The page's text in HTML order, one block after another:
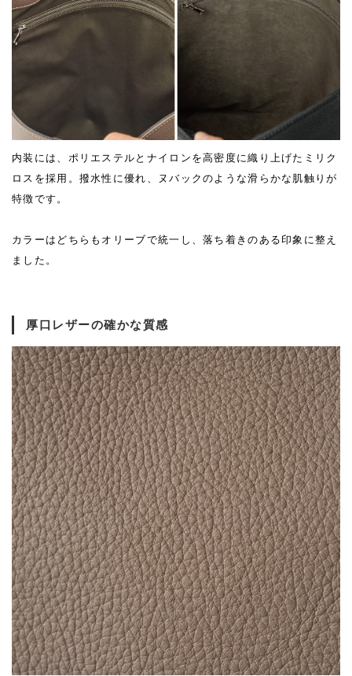
内装には、ポリエステルとナイロンを高密度に織り上げたミリク
ロスを採用。撥水性に優れ、ヌバックのような滑らかな肌触りが
特徴です。
カラーはどちらもオリーブで統一し、落ち着きのある印象に整え
ました。
厚口レザーの確かな質感